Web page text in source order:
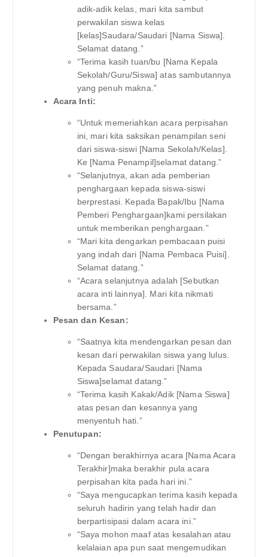
adik-adik kelas, mari kita sambut
perwakilan siswa kelas
[kelas]Saudara/Saudari [Nama Siswa].
Selamat datang.”
“Terima kasih tuan/bu [Nama Kepala
Sekolah/Guru/Siswa] atas sambutannya
yang penuh makna.”
Acara Inti:
“Untuk memeriahkan acara perpisahan
ini, mari kita saksikan penampilan seni
dari siswa-siswi [Nama Sekolah/Kelas].
Ke [Nama Penampil]selamat datang.”
“Selanjutnya, akan ada pemberian
penghargaan kepada siswa-siswi
berprestasi. Kepada Bapak/Ibu [Nama
Pemberi Penghargaan]kami persilakan
untuk memberikan penghargaan.”
“Mari kita dengarkan pembacaan puisi
yang indah dari [Nama Pembaca Puisi].
Selamat datang.”
“Acara selanjutnya adalah [Sebutkan
acara inti lainnya]. Mari kita nikmati
bersama.”
Pesan dan Kesan:
“Saatnya kita mendengarkan pesan dan
kesan dari perwakilan siswa yang lulus.
Kepada Saudara/Saudari [Nama
Siswa]selamat datang.”
“Terima kasih Kakak/Adik [Nama Siswa]
atas pesan dan kesannya yang
menyentuh hati.”
Penutupan:
“Dengan berakhirnya acara [Nama Acara
Terakhir]maka berakhir pula acara
perpisahan kita pada hari ini.”
“Saya mengucapkan terima kasih kepada
seluruh hadirin yang telah hadir dan
berpartisipasi dalam acara ini.”
“Saya mohon maaf atas kesalahan atau
kelalaian apa pun saat mengemudikan